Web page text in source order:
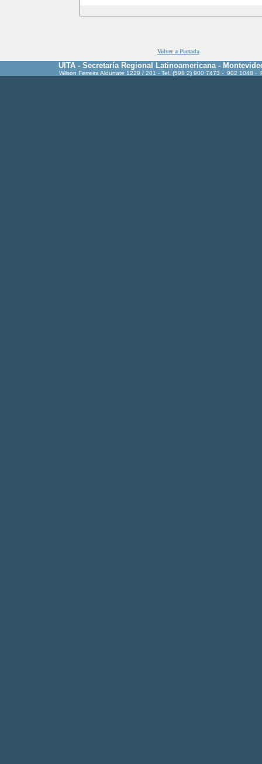
Volver a Portada
UITA - Secretaría Regional Latinoamericana -
Wilson Ferreira Aldunate 1229 / 201 - Tel. (598 2) 900 7473 - 902 1048 -